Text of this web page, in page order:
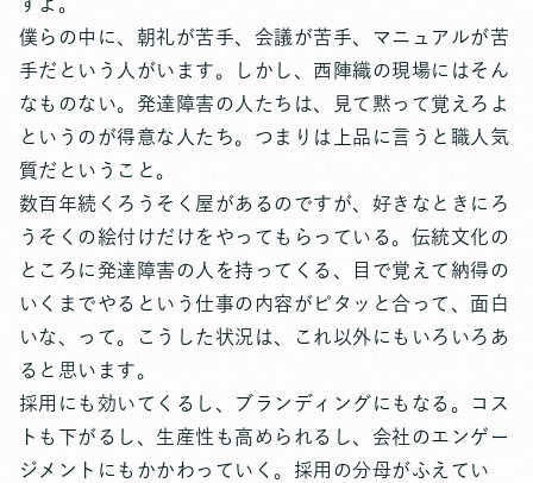
すよ。
僕らの中に、朝礼が苦手、会議が苦手、マニュアルが苦
手だという人がいます。しかし、西陣織の現場にはそん
なものない。発達障害の人たちは、見て黙って覚えろよ
というのが得意な人たち。つまりは上品に言うと職人気
質だということ。
数百年続くろうそく屋があるのですが、好きなときにろ
うそくの絵付けだけをやってもらっている。伝統文化の
ところに発達障害の人を持ってくる、目で覚えて納得の
いくまでやるという仕事の内容がピタッと合って、面白
いな、って。こうした状況は、これ以外にもいろいろあ
ると思います。
採用にも効いてくるし、ブランディングにもなる。コス
トも下がるし、生産性も高められるし、会社のエンゲー
ジメントにもかかわっていく。採用の分母がふえてい